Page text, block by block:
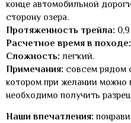
конце автомобильной
сторону озера.
Протяженность трейла:
Расчетное время в походе:
Сложность: легкий.
Примечания: совсем рядом
котором при желании можно
необходимо получить
Наши впечатления: